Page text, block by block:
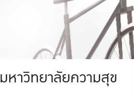
มหาวิทยาลัย
มหาวิทยาลัยความสุข